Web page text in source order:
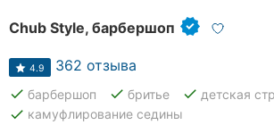
Chub Style, барбершоп
4.9 362 отзыва
done барбершоп done бритье done детская
done камуфлирование седины